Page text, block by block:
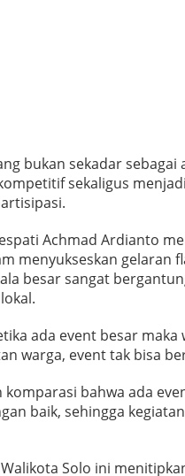
bukan sekadar
sekaligus
Achmad Ardianto
menyukseskan gelaran
besar sangat
ada event besar
warga, event tak bisa
bahwa ada
baik, sehingga
Solo ini